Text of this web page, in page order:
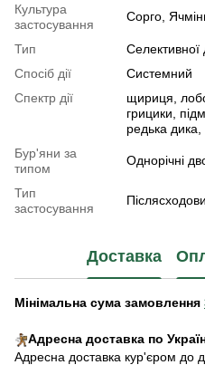
Культура
застосування
Сорго,
Тип
Селективної
Спосіб дії
Системний
Спектр дії
щириця,
грицики,
редька дика,
Бур'яни за
типом
Однорічні
Тип
застосування
Доставка
Мінімальна сума замовлення
Адресна доставка по
Адресна доставка кур'єром до